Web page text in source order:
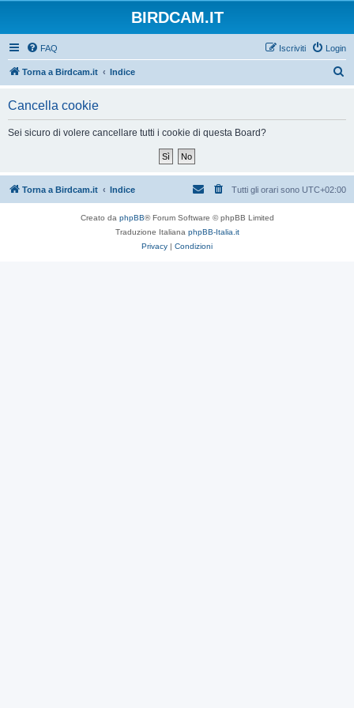
BIRDCAM.IT
FAQ Login
Iscriviti
Torna a Birdcam.it Indice
Cancella cookie
Sei sicuro di volere cancellare tutti i cookie di questa Board?
Torna a Birdcam.it Indice Tutti gli orari sono UTC+02:00
Creato da phpBB® Forum Software © phpBB Limited
Traduzione Italiana phpBB-Italia.it
Privacy | Condizioni